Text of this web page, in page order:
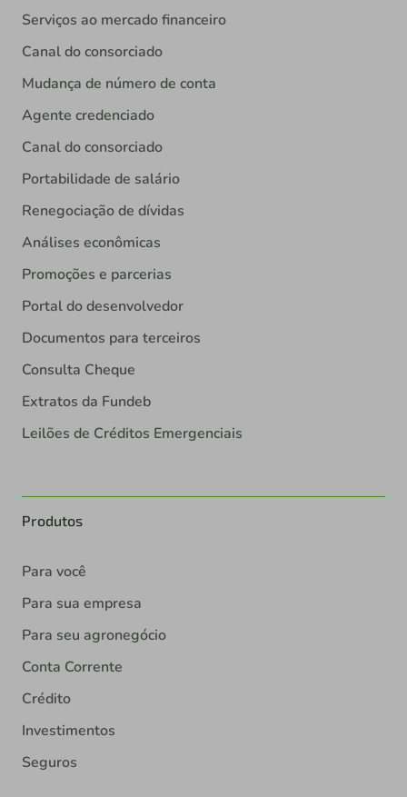
Serviços ao mercado financeiro
Canal do consorciado
Mudança de número de conta
Agente credenciado
Canal do consorciado
Portabilidade de salário
Renegociação de dívidas
Análises econômicas
Promoções e parcerias
Portal do desenvolvedor
Documentos para terceiros
Consulta Cheque
Extratos da Fundeb
Leilões de Créditos Emergenciais
Produtos
Para você
Para sua empresa
Para seu agronegócio
Conta Corrente
Crédito
Investimentos
Seguros